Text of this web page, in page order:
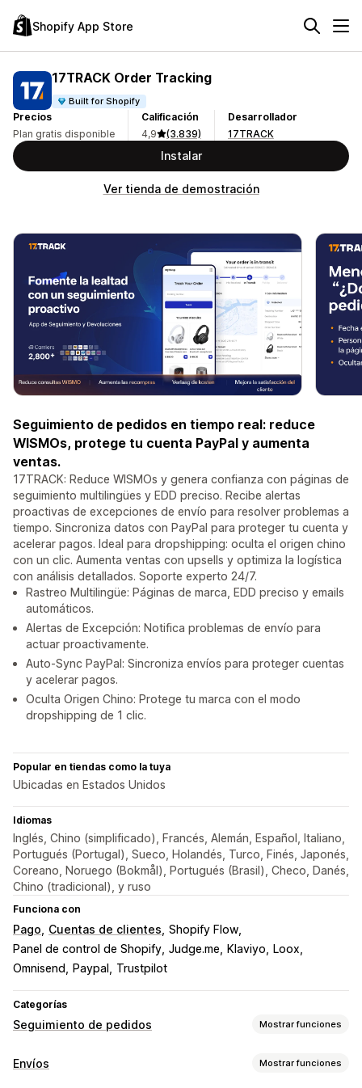
Shopify App Store
17TRACK Order Tracking
Built for Shopify
Precios
Plan gratis disponible
Calificación
4,9
(3.839)
Desarrollador
17TRACK
Instalar
Ver tienda de demostración
Seguimiento de pedidos en tiempo real: reduce
WISMOs, protege tu cuenta PayPal y aumenta
ventas.
17TRACK: Reduce WISMOs y genera confianza con páginas de
seguimiento multilingües y EDD preciso. Recibe alertas
proactivas de excepciones de envío para resolver problemas a
tiempo. Sincroniza datos con PayPal para proteger tu cuenta y
acelerar pagos. Ideal para dropshipping: oculta el origen chino
con un clic. Aumenta ventas con upsells y optimiza la logística
con análisis detallados. Soporte experto 24/7.
Rastreo Multilingüe: Páginas de marca, EDD preciso y emails
automáticos.
Alertas de Excepción: Notifica problemas de envío para
actuar proactivamente.
Auto-Sync PayPal: Sincroniza envíos para proteger cuentas
y acelerar pagos.
Oculta Origen Chino: Protege tu marca con el modo
dropshipping de 1 clic.
Popular en tiendas como la tuya
Ubicadas en Estados Unidos
Idiomas
Inglés, Chino (simplificado), Francés, Alemán, Español, Italiano,
Portugués (Portugal), Sueco, Holandés, Turco, Finés, Japonés,
Coreano, Noruego (Bokmål), Portugués (Brasil), Checo, Danés,
Chino (tradicional), y ruso
Funciona con
Pago Cuentas de clientes Shopify Flow
Panel de control de Shopify Judge.me Klaviyo
Loox
Omnisend
Paypal Trustpilot
Categorías
Seguimiento de pedidos Mostrar funciones
Seguimiento
Envíos Mostrar funciones